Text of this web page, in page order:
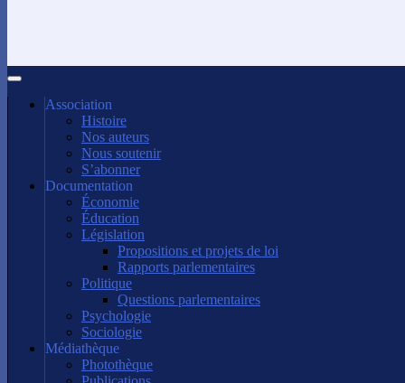
Association
Histoire
Nos auteurs
Nous soutenir
S’abonner
Documentation
Économie
Éducation
Législation
Propositions et projets de loi
Rapports parlementaires
Politique
Questions parlementaires
Psychologie
Sociologie
Médiathèque
Photothèque